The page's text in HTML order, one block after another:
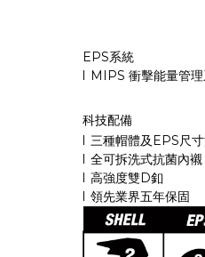
EPS系統
l MIPS 衝擊能量管
科技配備
l 三種帽體及EPS尺
l 全可拆洗式抗菌內襯
l 高強度雙D釦
l 領先業界五年保固